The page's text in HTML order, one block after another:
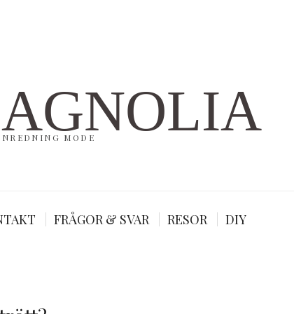
MODE
FRÅGOR & SVAR RESOR DIY